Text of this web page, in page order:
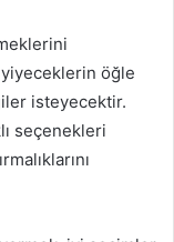
yiyeceklerin öğle
isteyecektir.
seçenekleri